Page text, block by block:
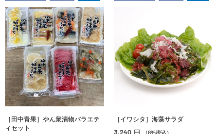
［田中青果］やん衆漬物バラエテ
ィセット
［イワシタ］海藻サラダ
3,240 円 （8%税込）